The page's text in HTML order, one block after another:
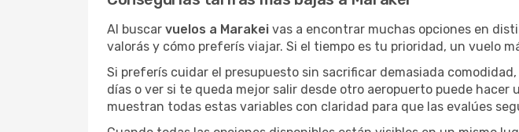
Al buscar vuelos a Marakei vas a encontrar muchas opciones en
valorás y cómo preferís viajar. Si el tiempo es tu prioridad, un vuelo
Si preferís cuidar el presupuesto sin sacrificar demasiada
días o ver si te queda mejor salir desde otro aeropuerto puede
muestran todas estas variables con claridad para que las evalúes